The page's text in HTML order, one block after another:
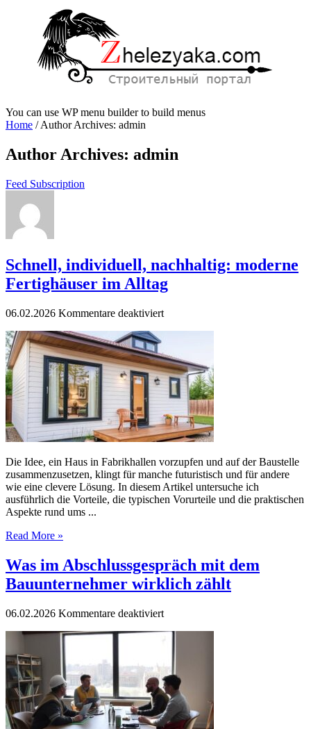
You can use WP menu builder to build menus
Home /Author Archives: admin
Author Archives: admin
Feed Subscription
Schnell, individuell, nachhaltig: moderne
Fertighäuser im Alltag
06.02.2026 Kommentare deaktiviertfür
moderne
Fertighäuser
im
Alltag
Die Idee, ein Haus in Fabrikhallen vorzupfen und auf der Baustelle
zusammenzusetzen, klingt für manche futuristisch und für andere
wie eine clevere Lösung. In diesem Artikel untersuche ich
ausführlich die Vorteile, die typischen Vorurteile und die praktischen
Aspekte rund ums ...
Read More »
Was im Abschlussgespräch mit dem
Bauunternehmer wirklich zählt
06.02.2026 Kommentare deaktiviertfür
Abschlussgespräch
mit
dem
Bauunternehmer
wirklich
zählt